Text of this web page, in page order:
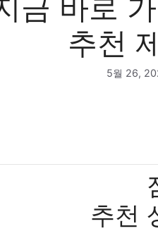
금 바로
추천
5월 26,
추천